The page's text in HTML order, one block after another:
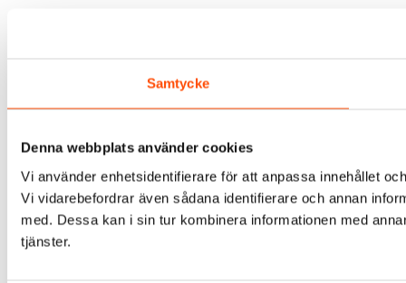
Samtycke
Denna webbplats använder cookies
Vi använder enhetsidentifierare för att anpassa innehållet
Vi vidarebefordrar även sådana identifierare och annan
med. Dessa kan i sin tur kombinera informationen med
tjänster.